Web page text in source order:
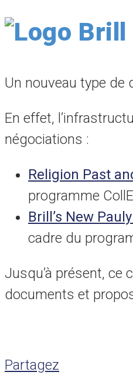
Un nouveau type
En effet,
négociations :
Religion Past
programme
Brill’s New
cadre du
Jusqu’à présent, ce
documents et
Partagez